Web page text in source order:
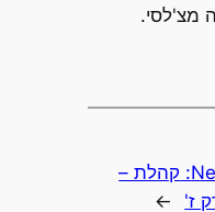
מצ'לסי.
קהלת –
ז'
→